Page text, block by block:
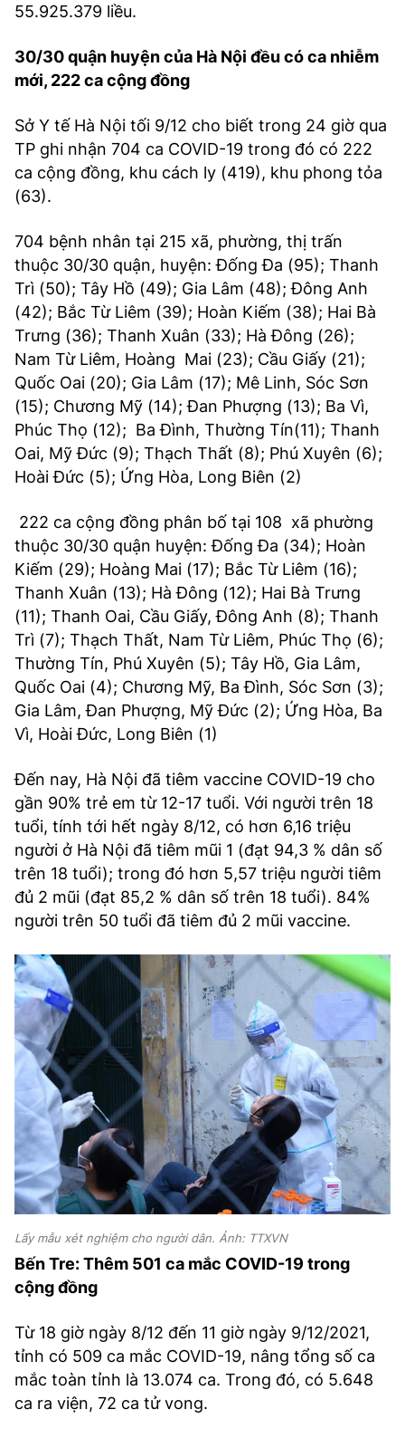
55.925.379 liều.
30/30 quận huyện của Hà Nội đều có ca nhiễm
mới, 222 ca cộng đồng
Sở Y tế Hà Nội tối 9/12 cho biết trong 24 giờ qua
TP ghi nhận 704 ca COVID-19 trong đó có 222
ca cộng đồng, khu cách ly (419), khu phong tỏa
(63).
704 bệnh nhân tại 215 xã, phường, thị trấn
thuộc 30/30 quận, huyện: Đống Đa (95); Thanh
Trì (50); Tây Hồ (49); Gia Lâm (48); Đông Anh
(42); Bắc Từ Liêm (39); Hoàn Kiếm (38); Hai Bà
Trưng (36); Thanh Xuân (33); Hà Đông (26);
Nam Từ Liêm, Hoàng Mai (23); Cầu Giấy (21);
Quốc Oai (20); Gia Lâm (17); Mê Linh, Sóc Sơn
(15); Chương Mỹ (14); Đan Phượng (13); Ba Vì,
Phúc Thọ (12); Ba Đình, Thường Tín(11); Thanh
Oai, Mỹ Đức (9); Thạch Thất (8); Phú Xuyên (6);
Hoài Đức (5); Ứng Hòa, Long Biên (2)
222 ca cộng đồng phân bố tại 108 xã phường
thuộc 30/30 quận huyện: Đống Đa (34); Hoàn
Kiếm (29); Hoàng Mai (17); Bắc Từ Liêm (16);
Thanh Xuân (13); Hà Đông (12); Hai Bà Trưng
(11); Thanh Oai, Cầu Giấy, Đông Anh (8); Thanh
Trì (7); Thạch Thất, Nam Từ Liêm, Phúc Thọ (6);
Thường Tín, Phú Xuyên (5); Tây Hồ, Gia Lâm,
Quốc Oai (4); Chương Mỹ, Ba Đình, Sóc Sơn (3);
Gia Lâm, Đan Phượng, Mỹ Đức (2); Ứng Hòa, Ba
Vì, Hoài Đức, Long Biên (1)
Đến nay, Hà Nội đã tiêm vaccine COVID-19 cho
gần 90% trẻ em từ 12-17 tuổi. Với người trên 18
tuổi, tính tới hết ngày 8/12, có hơn 6,16 triệu
người ở Hà Nội đã tiêm mũi 1 (đạt 94,3 % dân số
trên 18 tuổi); trong đó hơn 5,57 triệu người tiêm
đủ 2 mũi (đạt 85,2 % dân số trên 18 tuổi). 84%
người trên 50 tuổi đã tiêm đủ 2 mũi vaccine.
Lấy mẫu xét nghiệm cho người dân. Ảnh: TTXVN
Bến Tre: Thêm 501 ca mắc COVID-19 trong
cộng đồng
Từ 18 giờ ngày 8/12 đến 11 giờ ngày 9/12/2021,
tỉnh có 509 ca mắc COVID-19, nâng tổng số ca
mắc toàn tỉnh là 13.074 ca. Trong đó, có 5.648
ca ra viện, 72 ca tử vong.